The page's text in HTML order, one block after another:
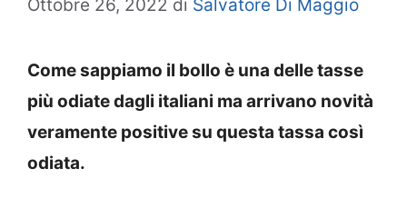
Ottobre 26, 2022 di Salvatore Di Maggio
Come sappiamo il bollo è una delle tasse
più odiate dagli italiani ma arrivano novità
veramente positive su questa tassa così
odiata.